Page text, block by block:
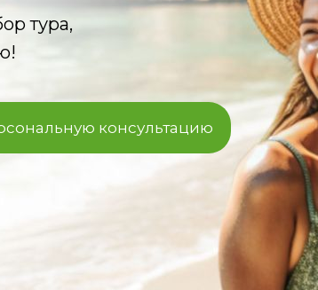
тура,
консультацию